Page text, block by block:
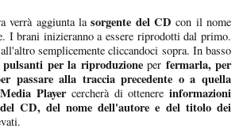
verrà aggiunta lasorgente del CD con il nome
I brani inizieranno a essere riprodotti dal primo.
semplicemente cliccandoci sopra. In basso
pulsanti per la riproduzioneper fermarla, per
passare alla traccia precedente o a quella
Media Playercercherà di ottenereinformazioni
CD, del nome dell'autore e del titolo dei